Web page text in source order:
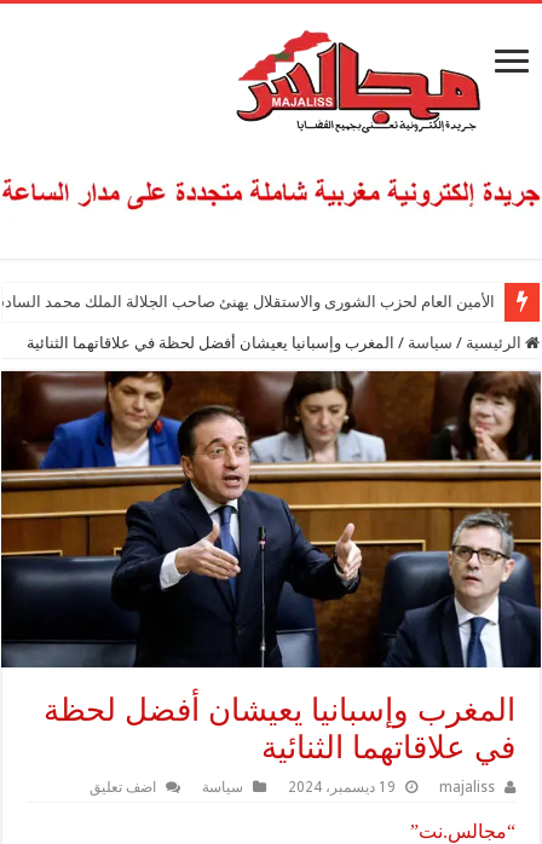
الأمين العام لحزب الشورى والاستقلال يهنئ صاحب الجلالة الملك محمد
الرئيسية / سياسة / المغرب وإسبانيا يعيشان أفضل لحظة في علاقاتهما الثنائية
المغرب وإسبانيا يعيشان أفضل لحظة
في علاقاتهما الثنائية
majaliss 19 ديسمبر، 2024 سياسة اضف تعليق
“مجالس.نت”